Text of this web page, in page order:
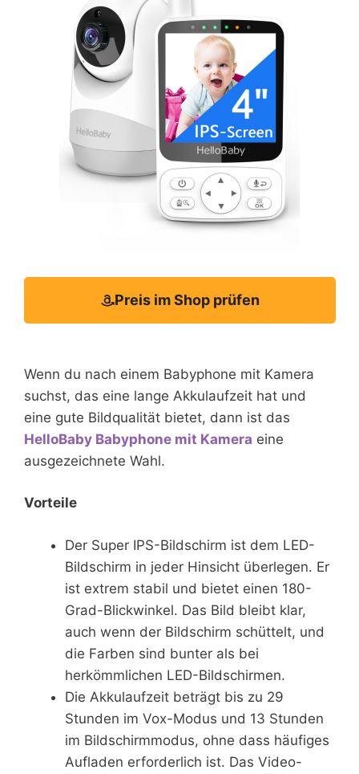
Preis im Shop prüfen
Wenn du nach einem Babyphone mit Kamera
suchst, das eine lange Akkulaufzeit hat und
eine gute Bildqualität bietet, dann ist das
HelloBaby Babyphone mit Kamera eine
ausgezeichnete Wahl.
Vorteile
Der Super IPS-Bildschirm ist dem LED-
Bildschirm in jeder Hinsicht überlegen. Er
ist extrem stabil und bietet einen 180-
Grad-Blickwinkel. Das Bild bleibt klar,
auch wenn der Bildschirm schüttelt, und
die Farben sind bunter als bei
herkömmlichen LED-Bildschirmen.
Die Akkulaufzeit beträgt bis zu 29
Stunden im Vox-Modus und 13 Stunden
im Bildschirmmodus, ohne dass häufiges
Aufladen erforderlich ist. Das Video-